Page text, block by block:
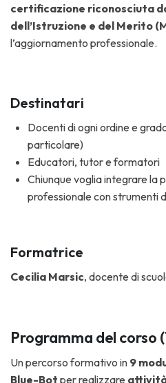
certificazione riconosciuta
dell’Istruzione e del Merito
l’aggiornamento professionale.
Destinatari
Docenti di ogni ordine e
particolare)
Educatori, tutor e formatori
Chiunque voglia integrare la
professionale con strumenti
Formatrice
Cecilia Marsic, docente di
Programma del corso
Un percorso formativo in 9
Blue-Bot per realizzare